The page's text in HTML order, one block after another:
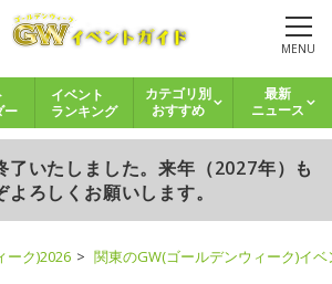
MENU
ー
イベント
ランキング
カテゴリ別
おすすめ
最新
ニュース
了いたしました。来年（2027年）も
よろしくお願いします。
ーク)2026 関東のGW(ゴールデンウィーク)イ